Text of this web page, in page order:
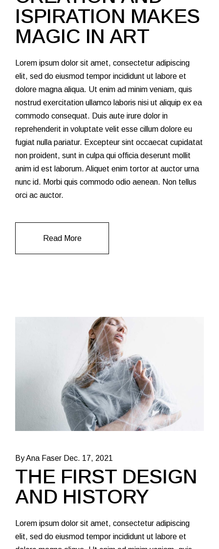
ISPIRATION MAKES
MAGIC IN ART
Lorem ipsum dolor sit amet, consectetur adipiscing
elit, sed do eiusmod tempor incididunt ut labore et
dolore magna aliqua. Ut enim ad minim veniam, quis
nostrud exercitation ullamco laboris nisi ut aliquip ex ea
commodo consequat. Duis aute irure dolor in
reprehenderit in voluptate velit esse cillum dolore eu
fugiat nulla pariatur. Excepteur sint occaecat cupidatat
non proident, sunt in culpa qui officia deserunt mollit
anim id est laborum. Aliquet enim tortor at auctor urna
nunc id. Morbi quis commodo odio aenean. Non tellus
orci ac auctor.
Read More
By Ana Faser Dec. 17, 2021
THE FIRST DESIGN
AND HISTORY
Lorem ipsum dolor sit amet, consectetur adipiscing
elit, sed do eiusmod tempor incididunt ut labore et